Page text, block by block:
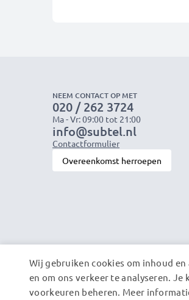
NEEM CONTACT OP MET
020 / 262 3724
Ma - Vr: 09:00 tot 21:00
info@subtel.nl
Contactformulier
Overeenkomst herroepen
Wij gebruiken cookies om inhoud
en om ons verkeer te analyseren.
voorkeuren beheren. Meer